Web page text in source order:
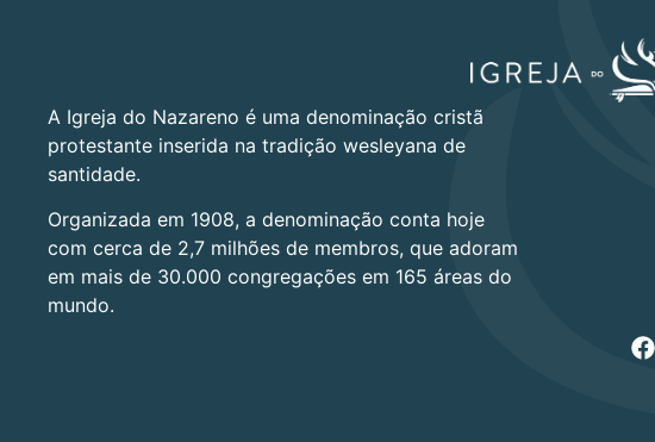
A Igreja do Nazareno é uma denominação cristã
protestante inserida na tradição wesleyana de
santidade.
Organizada em 1908, a denominação conta hoje
com cerca de 2,7 milhões de membros, que adoram
em mais de 30.000 congregações em 165 áreas do
mundo.